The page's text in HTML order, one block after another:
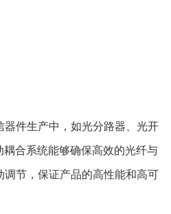
件生产中，如光分路器、光开
合系统能够确保高效的光纤与
节，保证产品的高性能和高可